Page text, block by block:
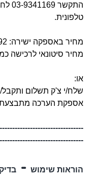
טלפונית.
מחיר באספקה ישירה: 192 ש"ח כולל מע"מ.
מחיר סיטונאי לרכישה
או:
שלח/י צ'ק תשלום
אספקת הערכה
הוראות שימוש -